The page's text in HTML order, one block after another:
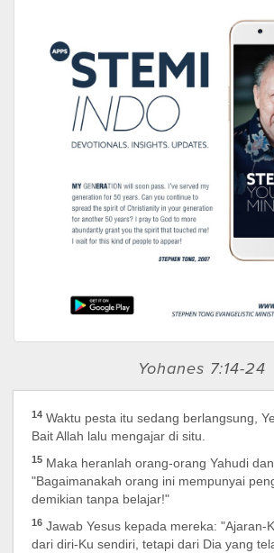
Yohanes 7:14-24
14 Waktu pesta itu sedang berlangsung,
Bait Allah lalu mengajar di situ.
15 Maka heranlah orang-orang Yahudi
"Bagaimanakah orang ini mempunyai
demikian tanpa belajar!"
16 Jawab Yesus kepada mereka: "Ajaran-
dari diri-Ku sendiri, tetapi dari Dia yang